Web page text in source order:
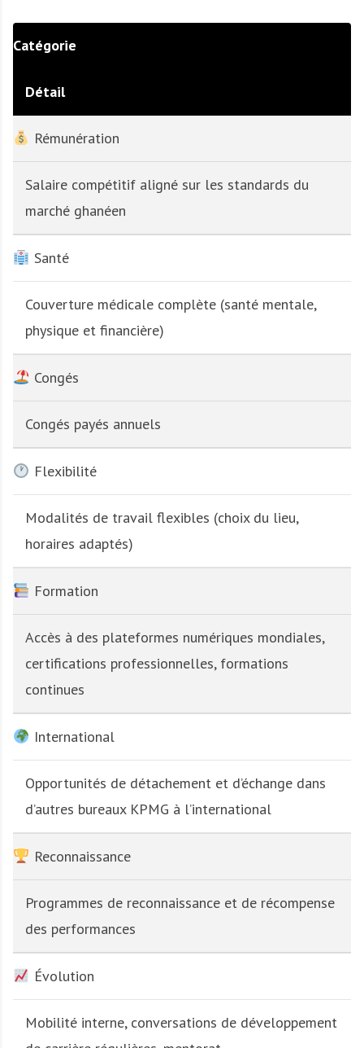
Catégorie
Détail
Rémunération
Salaire compétitif aligné sur les standards du
marché ghanéen
Santé
Couverture médicale complète (santé mentale,
physique et financière)
Congés
Congés payés annuels
Flexibilité
Modalités de travail flexibles (choix du lieu,
horaires adaptés)
Formation
Accès à des plateformes numériques mondiales,
certifications professionnelles, formations
continues
International
Opportunités de détachement et d’échange dans
d’autres bureaux KPMG à l’international
Reconnaissance
Programmes de reconnaissance et de récompense
des performances
Évolution
Mobilité interne, conversations de développement